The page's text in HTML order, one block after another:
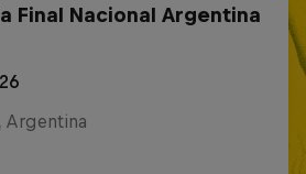
Final Nacional Argentina
Argentina